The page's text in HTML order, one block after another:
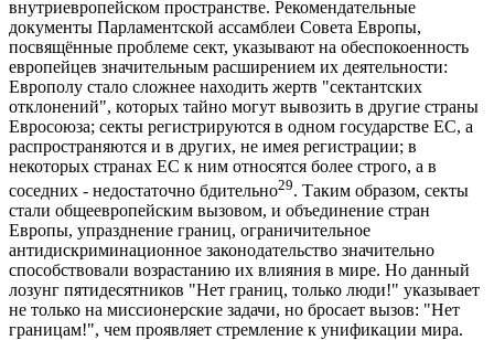
внутриевропейском пространстве. Рекомендательные
документы Парламентской ассамблеи Совета Европы,
посвящённые проблеме сект, указывают на обеспокоенность
европейцев значительным расширением их деятельности:
Европолу стало сложнее находить жертв "сектантских
отклонений", которых тайно могут вывозить в другие страны
Евросоюза; секты регистрируются в одном государстве ЕС, а
распространяются и в других, не имея регистрации; в
некоторых странах ЕС к ним относятся более строго, а в
соседних - недостаточно бдительно29. Таким образом, секты
стали общеевропейским вызовом, и объединение стран
Европы, упразднение границ, ограничительное
антидискриминационное законодательство значительно
способствовали возрастанию их влияния в мире. Но данный
лозунг пятидесятников "Нет границ, только люди!" указывает
не только на миссионерские задачи, но бросает вызов: "Нет
границам!", чем проявляет стремление к унификации мира.